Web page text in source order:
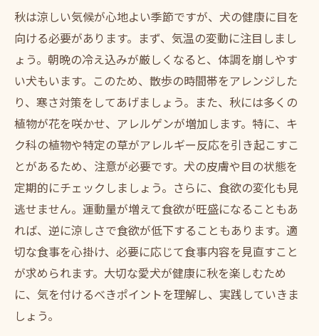
秋は涼しい気候が心地よい季節ですが、犬の健康に目を
向ける必要があります。まず、気温の変動に注目しまし
ょう。朝晩の冷え込みが厳しくなると、体調を崩しやす
い犬もいます。このため、散歩の時間帯をアレンジした
り、寒さ対策をしてあげましょう。また、秋には多くの
植物が花を咲かせ、アレルゲンが増加します。特に、キ
ク科の植物や特定の草がアレルギー反応を引き起こすこ
とがあるため、注意が必要です。犬の皮膚や目の状態を
定期的にチェックしましょう。さらに、食欲の変化も見
逃せません。運動量が増えて食欲が旺盛になることもあ
れば、逆に涼しさで食欲が低下することもあります。適
切な食事を心掛け、必要に応じて食事内容を見直すこと
が求められます。大切な愛犬が健康に秋を楽しむため
に、気を付けるべきポイントを理解し、実践していきま
しょう。